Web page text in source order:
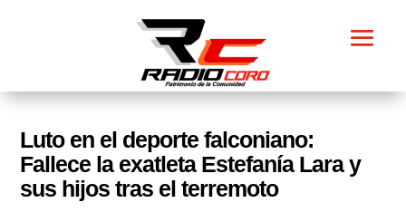
​Luto en el deporte falconiano:
Fallece la exatleta Estefanía Lara y
sus hijos tras el terremoto